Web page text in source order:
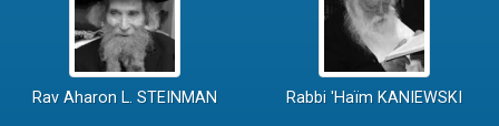
Rav Aharon L. STEINMAN Rabbi 'Haïm KANIEWSKI